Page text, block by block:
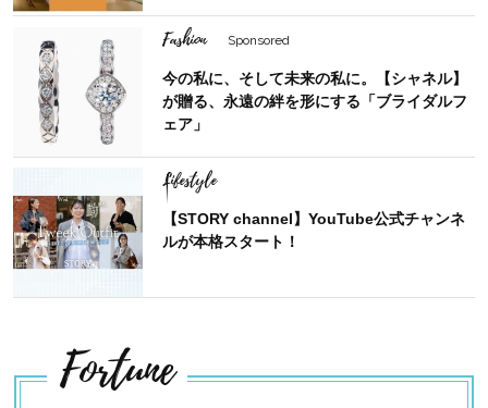
Fashion Sponsored
今の私に、そして未来の私に。【シャネル】
が贈る、永遠の絆を形にする「ブライダルフ
ェア」
Lifestyle
【STORY channel】YouTube公式チャンネ
ルが本格スタート！
Fortune